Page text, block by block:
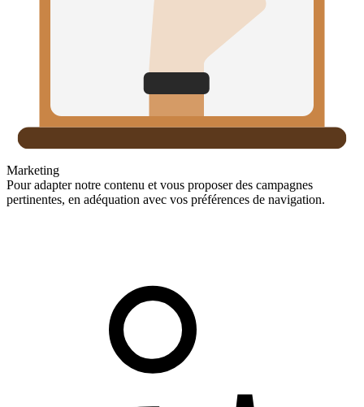
Marketing
Pour adapter notre contenu et vous proposer des campagnes
pertinentes, en adéquation avec vos préférences de navigation.